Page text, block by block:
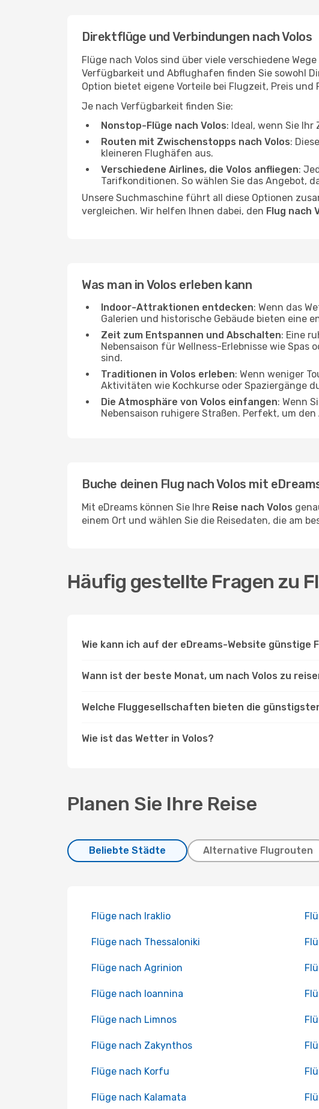
Direktflüge und Verbindungen nach Volos
Flüge nach Volos sind über viele verschiedene
Verfügbarkeit und Abflughafen finden Sie sowohl
Option bietet eigene Vorteile bei Flugzeit, Preis und
Je nach Verfügbarkeit finden Sie:
Nonstop-Flüge nach Volos: Ideal, wenn Sie
Routen mit Zwischenstopps nach Volos:
kleineren Flughäfen aus.
Verschiedene Airlines, die Volos anfliegen:
Tarifkonditionen. So wählen Sie das Angebot,
Unsere Suchmaschine führt all diese Optionen
vergleichen. Wir helfen Ihnen dabei, den Flug nach
Was man in Volos erleben kann
Indoor-Attraktionen entdecken: Wenn das
Galerien und historische Gebäude bieten eine
Zeit zum Entspannen und Abschalten: Eine
Nebensaison für Wellness-Erlebnisse wie Spas
sind.
Traditionen in Volos erleben: Wenn weniger
Aktivitäten wie Kochkurse oder Spaziergänge
Die Atmosphäre von Volos einfangen: Wenn
Nebensaison ruhigere Straßen. Perfekt, um
Buche deinen Flug nach Volos mit
Mit eDreams können Sie Ihre Reise nach Volos
einem Ort und wählen Sie die Reisedaten, die am
Häufig gestellte Fragen zu
Wie kann ich auf der eDreams-Website günstige
Wann ist der beste Monat, um nach Volos zu
Welche Fluggesellschaften bieten die
Wie ist das Wetter in Volos?
Planen Sie Ihre Reise
Beliebte Städte Alternative Flugrouten
Flüge nach Iraklio
Flüge nach Thessaloniki
Flüge nach Agrinion
Flüge nach Ioannina
Flüge nach Limnos
Flüge nach Zakynthos
Flüge nach Korfu
Flüge nach Kalamata